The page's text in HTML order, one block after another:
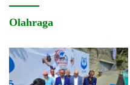
Olahraga